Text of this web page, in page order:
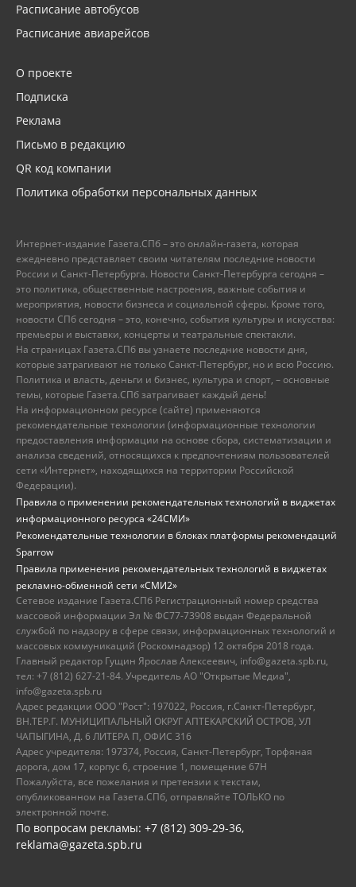
Расписание автобусов
Расписание авиарейсов
О проекте
Подписка
Реклама
Письмо в редакцию
QR код компании
Политика обработки персональных данных
Интернет-издание Газета.СПб – это онлайн-газета, которая
ежедневно представляет своим читателям последние новости
России и Санкт-Петербурга. Новости Санкт-Петербурга сегодня –
это политика, общественные настроения, важные события и
мероприятия, новости бизнеса и социальной сферы. Кроме того,
новости СПб сегодня – это, конечно, события культуры и искусства:
премьеры и выставки, концерты и театральные спектакли.
На страницах Газета.СПб вы узнаете последние новости дня,
которые затрагивают не только Санкт-Петербург, но и всю Россию.
Политика и власть, деньги и бизнес, культура и спорт, – основные
темы, которые Газета.СПб затрагивает каждый день!
На информационном ресурсе (сайте) применяются
рекомендательные технологии (информационные технологии
предоставления информации на основе сбора, систематизации и
анализа сведений, относящихся к предпочтениям пользователей
сети «Интернет», находящихся на территории Российской
Федерации).
Правила о применении рекомендательных технологий в виджетах
информационного ресурса «24СМИ»
Рекомендательные технологии в блоках платформы рекомендаций
Sparrow
Правила применения рекомендательных технологий в виджетах
рекламно-обменной сети «СМИ2»
Сетевое издание Газета.СПб Регистрационный номер средства
массовой информации Эл № ФС77-73908 выдан Федеральной
службой по надзору в сфере связи, информационных технологий и
массовых коммуникаций (Роскомнадзор) 12 октября 2018 года.
Главный редактор Гущин Ярослав Алексеевич, info@gazeta.spb.ru,
тел: +7 (812) 627-21-84. Учредитель АО "Открытые Медиа",
info@gazeta.spb.ru
Адрес редакции ООО "Рост": 197022, Россия, г.Санкт-Петербург,
ВН.ТЕР.Г. МУНИЦИПАЛЬНЫЙ ОКРУГ АПТЕКАРСКИЙ ОСТРОВ, УЛ
ЧАПЫГИНА, Д. 6 ЛИТЕРА П, ОФИС 316
Адрес учредителя: 197374, Россия, Санкт-Петербург, Торфяная
дорога, дом 17, корпус 6, строение 1, помещение 67Н
Пожалуйста, все пожелания и претензии к текстам,
опубликованном на Газета.СПб, отправляйте ТОЛЬКО по
электронной почте.
По вопросам рекламы: +7 (812) 309-29-36,
reklama@gazeta.spb.ru